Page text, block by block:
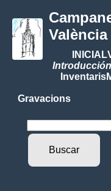
València
INICIAL
Inventaris
Gravacions